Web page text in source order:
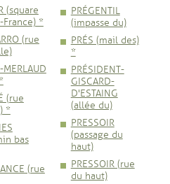
(square
France) *
(rue
MERLAUD
(rue
*
bas
(rue
PRÉGENTIL
(impasse du)
PRÉS (mail des)
*
PRÉSIDENT-
GISCARD-
D'ESTAING
(allée du)
PRESSOIR
(passage du
haut)
PRESSOIR (rue
du haut)